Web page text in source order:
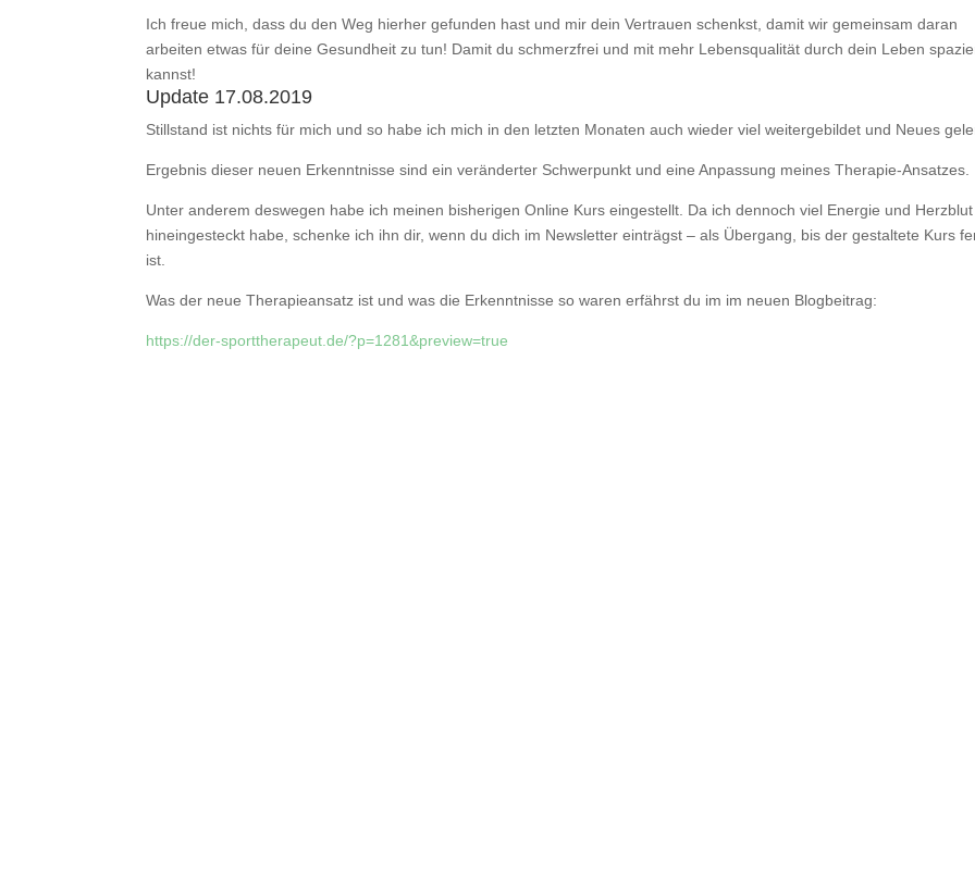
Ich freue mich, dass du den Weg hierher gefunden hast und mir dein Vertrauen schenkst, damit wir gemeinsam daran
arbeiten etwas für deine Gesundheit zu tun! Damit du schmerzfrei und mit mehr Lebensqualität durch dein Leben
kannst!
Update 17.08.2019
Stillstand ist nichts für mich und so habe ich mich in den letzten Monaten auch wieder viel weitergebildet und Neues
Ergebnis dieser neuen Erkenntnisse sind ein veränderter Schwerpunkt und eine Anpassung meines Therapie-Ansatzes.
Unter anderem deswegen habe ich meinen bisherigen Online Kurs eingestellt. Da ich dennoch viel Energie und Herzblut
hineingesteckt habe, schenke ich ihn dir, wenn du dich im Newsletter einträgst – als Übergang, bis der gestaltete Kurs
ist.
Was der neue Therapieansatz ist und was die Erkenntnisse so waren erfährst du im im neuen Blogbeitrag:
https://der-sporttherapeut.de/?p=1281&preview=true